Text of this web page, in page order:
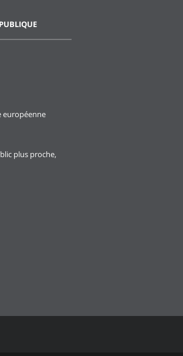
européenne
plus proche,